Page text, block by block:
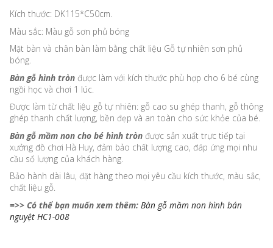
Kích thước: DK115*C50cm.
Màu sắc: Màu gỗ sơn phủ bóng
Mặt bàn và chân bàn làm bằng chất liệu Gỗ tự nhiên sơn phủ
bóng.
Bàn gỗ hình tròn được làm với kích thước phù hợp cho 6 bé cùng
ngồi học và chơi 1 lúc.
Được làm từ chất liệu gỗ tự nhiên: gỗ cao su ghép thanh, gỗ thông
ghép thanh chất lượng, bền đẹp và an toàn cho sức khỏe của bé.
Bàn gỗ mầm non cho bé hình tròn được sản xuất trực tiếp tại
xưởng đồ chơi Hà Huy, đảm bảo chất lượng cao, đáp ứng mọi nhu
cầu số lượng của khách hàng.
Bảo hành dài lâu, đặt hàng theo mọi yêu cầu kích thước, màu sắc,
chất liệu gỗ.
=>> Có thể bạn muốn xem thêm: Bàn gỗ mầm non hình bán
nguyệt HC1-008